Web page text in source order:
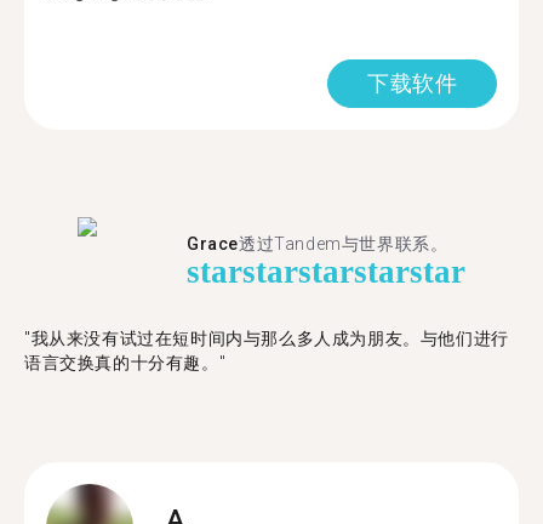
下载软件
Grace透过Tandem与世界联系。
starstarstarstarstar
"我从来没有试过在短时间内与那么多人成为朋友。与他们进行
语言交换真的十分有趣。"